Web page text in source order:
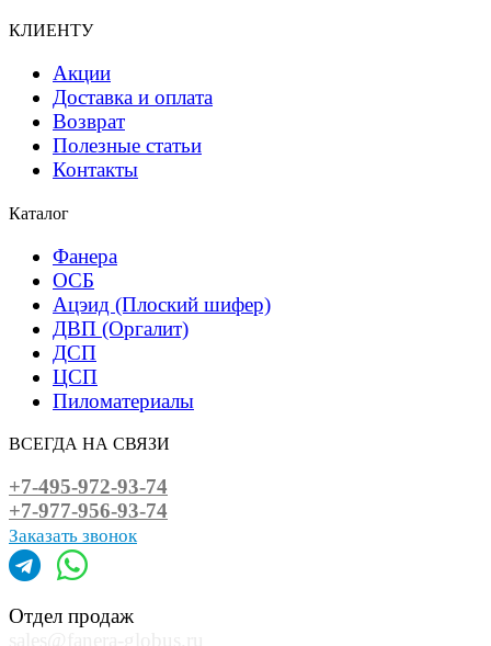
КЛИЕНТУ
Акции
Доставка и оплата
Возврат
Полезные статьи
Контакты
Каталог
Фанера
ОСБ
Ацэид (Плоский шифер)
ДВП (Оргалит)
ДСП
ЦСП
Пиломатериалы
ВСЕГДА НА СВЯЗИ
+7-495-972-93-74
+7-977-956-93-74
Заказать звонок
Отдел продаж